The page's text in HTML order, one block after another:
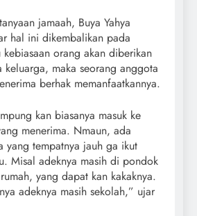
jamaah, Buya Yahya
hal ini dikembalikan pada
kebiasaan orang akan diberikan
keluarga, maka seorang anggota
berhak memanfaatkannya.
kan biasanya masuk ke
menerima. Nmaun, ada
yang tempatnya jauh ga ikut
Misal adeknya masih di pondok
yang dapat kan kakaknya.
adeknya masih sekolah,” ujar